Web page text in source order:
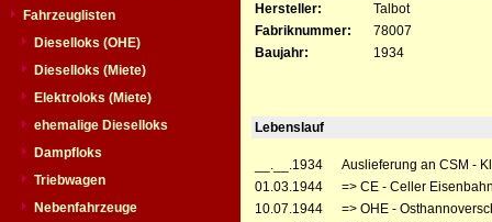
Fahrzeuglisten
Dieselloks (OHE)
Dieselloks (Miete)
Elektroloks (Miete)
ehemalige Dieselloks
Dampfloks
Triebwagen
Nebenfahrzeuge
Hersteller:
Talbot
Fabriknummer:
78007
Baujahr:
1934
Lebenslauf
__.__.1934
Auslieferung an CSM -
01.03.1944
=> CE - Celler
10.07.1944
=> OHE -